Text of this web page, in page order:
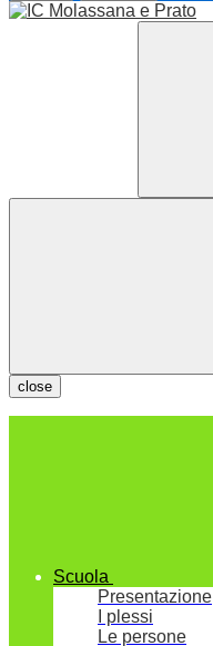
close
Scuola
Presentazione
I plessi
Le persone